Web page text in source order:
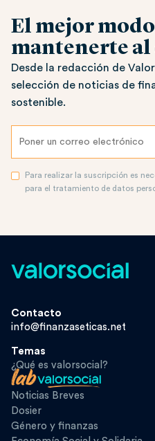
El mejor
mantenerte al
Desde la redacción de
selección de noticias de
sostenible.
Para realizar la suscripción es
para el tratamiento de datos
Contacto
info@finanzaseticas.net
Temas
¿Qué es valorsocial?
Noticias Breves
Dosier
Género y finanzas